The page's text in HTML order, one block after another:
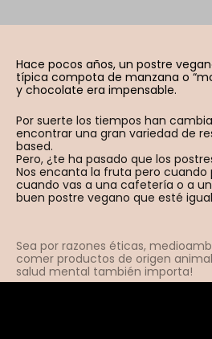
Hace pocos años, un postre
típica compota de manzana o
y chocolate era impensable.
Por suerte los tiempos han
encontrar una gran variedad de
based.
Pero, ¿te ha pasado que los
Nos encanta la fruta pero
cuando vas a una cafetería o a
buen postre vegano que esté
salud mental también importa!